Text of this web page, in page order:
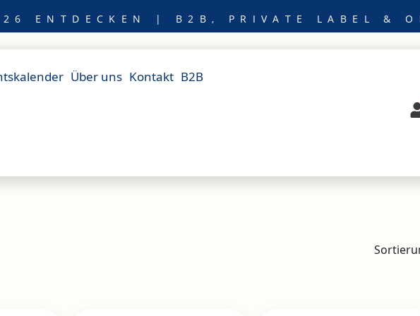
ENTDECKEN | B2B, PRIVATE LABEL &
Über uns Kontakt B2B